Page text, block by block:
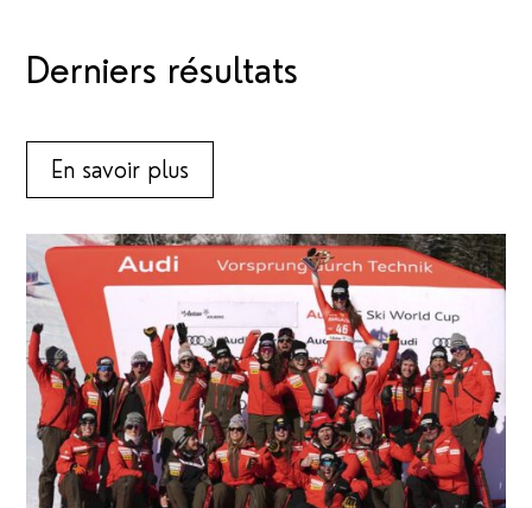
Derniers résultats
En savoir plus